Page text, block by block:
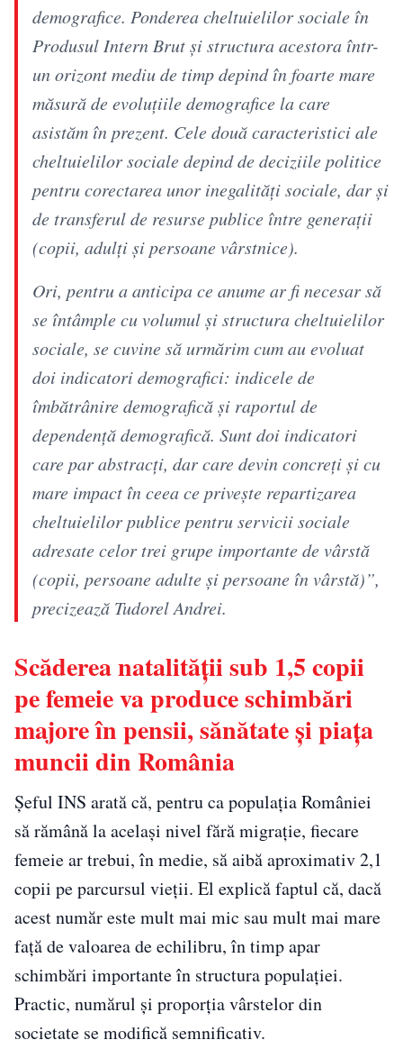
demografice. Ponderea cheltuielilor sociale în
Produsul Intern Brut şi structura acestora într-
un orizont mediu de timp depind în foarte mare
măsură de evoluţiile demografice la care
asistăm în prezent. Cele două caracteristici ale
cheltuielilor sociale depind de deciziile politice
pentru corectarea unor inegalităţi sociale, dar şi
de transferul de resurse publice între generaţii
(copii, adulţi şi persoane vârstnice).
Ori, pentru a anticipa ce anume ar fi necesar să
se întâmple cu volumul şi structura cheltuielilor
sociale, se cuvine să urmărim cum au evoluat
doi indicatori demografici: indicele de
îmbătrânire demografică şi raportul de
dependenţă demografică. Sunt doi indicatori
care par abstracţi, dar care devin concreţi şi cu
mare impact în ceea ce priveşte repartizarea
cheltuielilor publice pentru servicii sociale
adresate celor trei grupe importante de vârstă
(copii, persoane adulte şi persoane în vârstă)”,
precizează Tudorel Andrei.
Scăderea natalității sub 1,5 copii
pe femeie va produce schimbări
majore în pensii, sănătate și piața
muncii din România
Șeful INS arată că, pentru ca populația României
să rămână la același nivel fără migrație, fiecare
femeie ar trebui, în medie, să aibă aproximativ 2,1
copii pe parcursul vieții. El explică faptul că, dacă
acest număr este mult mai mic sau mult mai mare
față de valoarea de echilibru, în timp apar
schimbări importante în structura populației.
Practic, numărul și proporția vârstelor din
societate se modifică semnificativ.